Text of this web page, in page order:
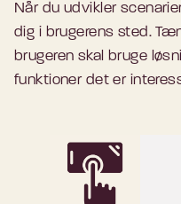
Når du udvikler
dig i brugerens sted.
brugeren skal bruge
funktioner det er